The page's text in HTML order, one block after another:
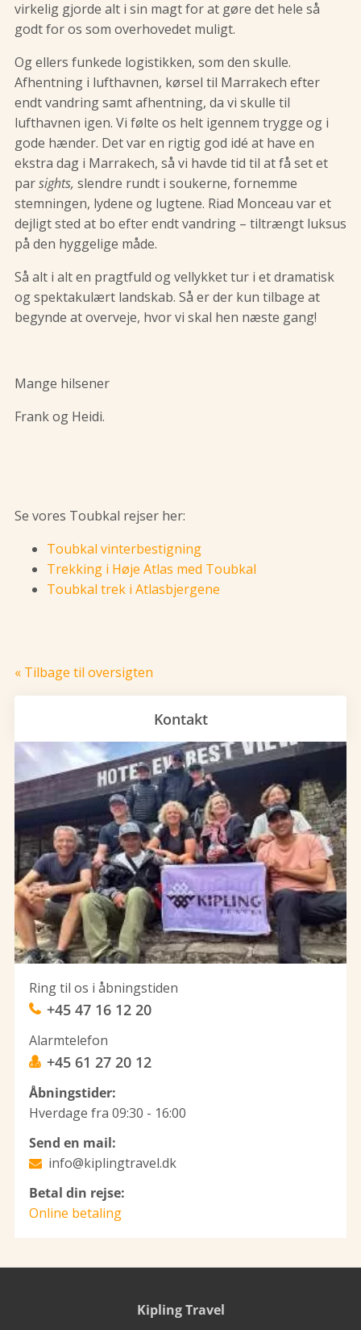
virkelig gjorde alt i sin magt for at gøre det hele så
godt for os som overhovedet muligt.
Og ellers funkede logistikken, som den skulle.
Afhentning i lufthavnen, kørsel til Marrakech efter
endt vandring samt afhentning, da vi skulle til
lufthavnen igen. Vi følte os helt igennem trygge og i
gode hænder. Det var en rigtig god idé at have en
ekstra dag i Marrakech, så vi havde tid til at få set et
parsights, slendre rundt i soukerne, fornemme
stemningen, lydene og lugtene. Riad Monceau var et
dejligt sted at bo efter endt vandring – tiltrængt luksus
på den hyggelige måde.
Så alt i alt en pragtfuld og vellykket tur i et dramatisk
og spektakulært landskab. Så er der kun tilbage at
begynde at overveje, hvor vi skal hen næste gang!
Mange hilsener
Frank og Heidi.
Se vores Toubkal rejser her:
Toubkal vinterbestigning
Trekking i Høje Atlas med Toubkal
Toubkal trek i Atlasbjergene
« Tilbage til oversigten
Kontakt
Ring til os i åbningstiden
+45 47 16 12 20
Alarmtelefon
+45 61 27 20 12
Åbningstider:
Hverdage fra 09:30 - 16:00
Send en mail:
info@kiplingtravel.dk
Betal din rejse:
Online betaling
Kipling Travel